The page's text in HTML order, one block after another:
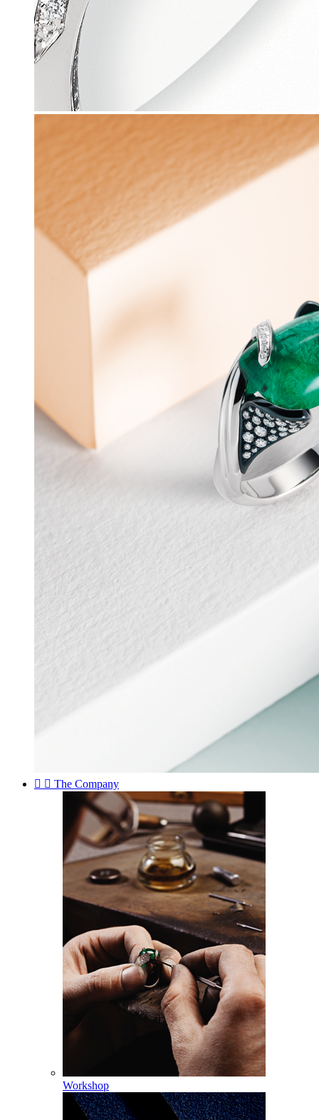
  The Company
Workshop